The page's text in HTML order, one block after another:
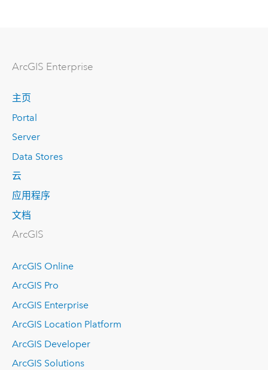
ArcGIS Enterprise
主页
Portal
Server
Data Stores
云
应用程序
文档
ArcGIS
ArcGIS Online
ArcGIS Pro
ArcGIS Enterprise
ArcGIS Location Platform
ArcGIS Developer
ArcGIS Solutions